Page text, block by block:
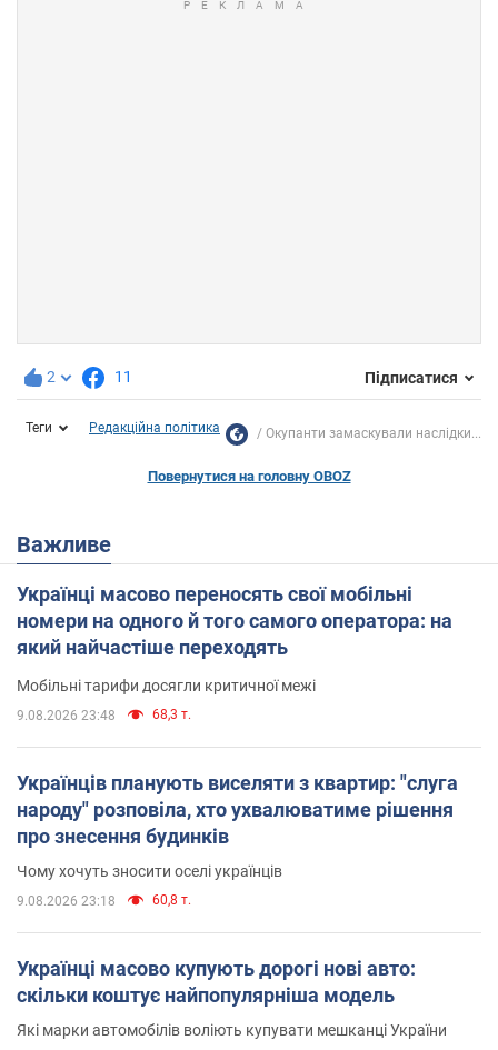
2 11 Підписатися
Теги Редакційна політика Окупанти замаскували наслідки...
Повернутися на головну OBOZ
Важливе
Українці масово переносять свої мобільні
номери на одного й того самого оператора: на
який найчастіше переходять
Мобільні тарифи досягли критичної межі
9.08.2026 23:48 68,3 т.
Українців планують виселяти з квартир: "слуга
народу" розповіла, хто ухвалюватиме рішення
про знесення будинків
Чому хочуть зносити оселі українців
9.08.2026 23:18 60,8 т.
Українці масово купують дорогі нові авто:
скільки коштує найпопулярніша модель
Які марки автомобілів воліють купувати мешканці України